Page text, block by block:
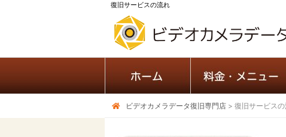
復旧サービスの流れ
ビデオカメラデータ復旧専門店 > 復旧サービス